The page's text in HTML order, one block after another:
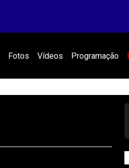
Fotos Vídeos Programação